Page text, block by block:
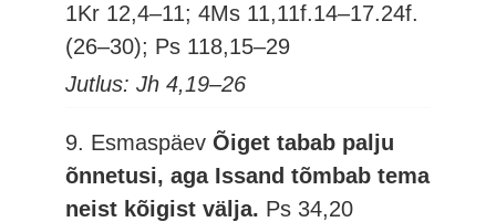
1Kr 12,4–11; 4Ms 11,11f.14–17.24f.
(26–30); Ps 118,15–29
Jutlus: Jh 4,19–26
9. EsmaspäevÕiget tabab palju
õnnetusi, aga Issand tõmbab tema
neist kõigist välja. Ps 34,20